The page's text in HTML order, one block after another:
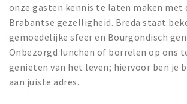
Inloggen
onze gasten kennis te laten maken met
Brabantse gezelligheid. Breda staat
gemoedelijke sfeer en Bourgondisch
Onbezorgd lunchen of borrelen op ons
genieten van het leven; hiervoor ben je
aan juiste adres.